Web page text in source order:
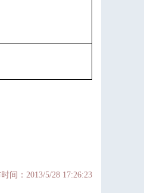
间：2013/5/28 17:26:23